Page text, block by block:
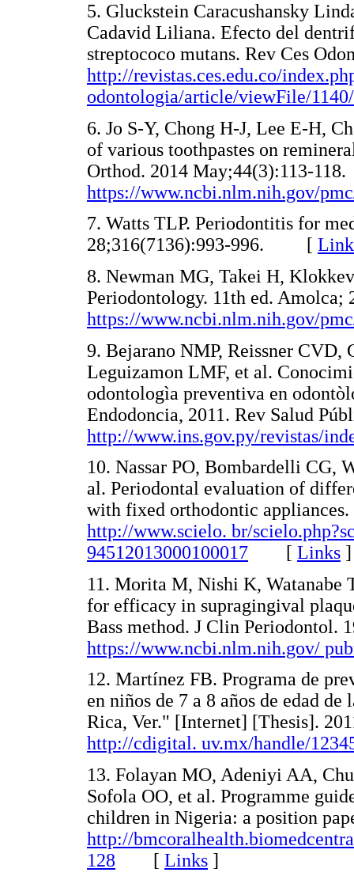
5. Gluckstein Caracushansky
Cadavid Liliana. Efecto del
streptococo mutans. Rev Ces
http://revistas.ces.edu.co/
odontologia/article/viewFile/
6. Jo S-Y, Chong H-J, Lee E-H,
of various toothpastes on
Orthod. 2014 May;44(3):113-118.
https://www.ncbi.nlm.nih.gov/
7. Watts TLP. Periodontitis for
28;316(7136):993-996. [
8. Newman MG, Takei H,
Periodontology. 11th ed. Amolca;
https://www.ncbi.nlm.nih.gov/
9. Bejarano NMP, Reissner CVD,
Leguizamon LMF, et al.
odontologìa preventiva en
Endodoncia, 2011. Rev Salud
http://www.ins.gov.py/revistas/
10. Nassar PO, Bombardelli CG,
al. Periodontal evaluation of
with fixed orthodontic appliances.
http://www.scielo. br/
94512013000100017 [ Links ]
11. Morita M, Nishi K, Watanabe
for efficacy in supragingival
Bass method. J Clin Periodontol.
https://www.ncbi.nlm.nih.gov/
12. Martínez FB. Programa de
en niños de 7 a 8 años de edad
Rica, Ver." [Internet] [Thesis].
http://cdigital. uv.mx/handle/
13. Folayan MO, Adeniyi AA,
Sofola OO, et al. Programme
children in Nigeria: a position
http://
128 [ Links ]